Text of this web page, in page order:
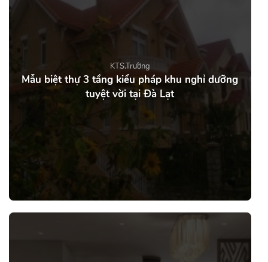
KTS.Trường
Mẫu biệt thự 3 tầng kiểu pháp khu nghỉ dưỡng
tuyệt vời tại Đà Lạt